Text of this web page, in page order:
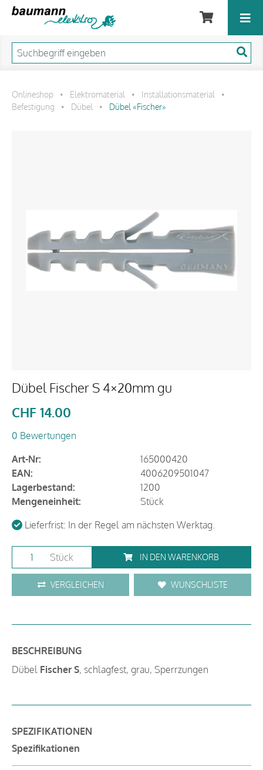
Onlineshop • Elektromaterial • Installationsmaterial
•
Befestigung
• Dübel • Dübel «Fischer»
Dübel Fischer S 4×20mm gu
CHF 14.00
0 Bewertungen
Art-Nr:
165000420
EAN:
4006209501047
Lagerbestand:
1200
Mengeneinheit:
Stück
Lieferfrist: In der Regel am nächsten Werktag.
Stück IN DEN WARENKORB
VERGLEICHEN WUNSCHLISTE
BESCHREIBUNG
Dübel Fischer S, schlagfest, grau, Sperrzungen
SPEZIFIKATIONEN
Spezifikationen